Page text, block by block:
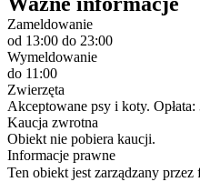
Zameldowanie
od 13:00 do 23:00
Wymeldowanie
do 11:00
Zwierzęta
Akceptowane psy i koty. Opłata:
Kaucja zwrotna
Obiekt nie pobiera kaucji.
Informacje prawne
Ten obiekt jest zarządzany przez